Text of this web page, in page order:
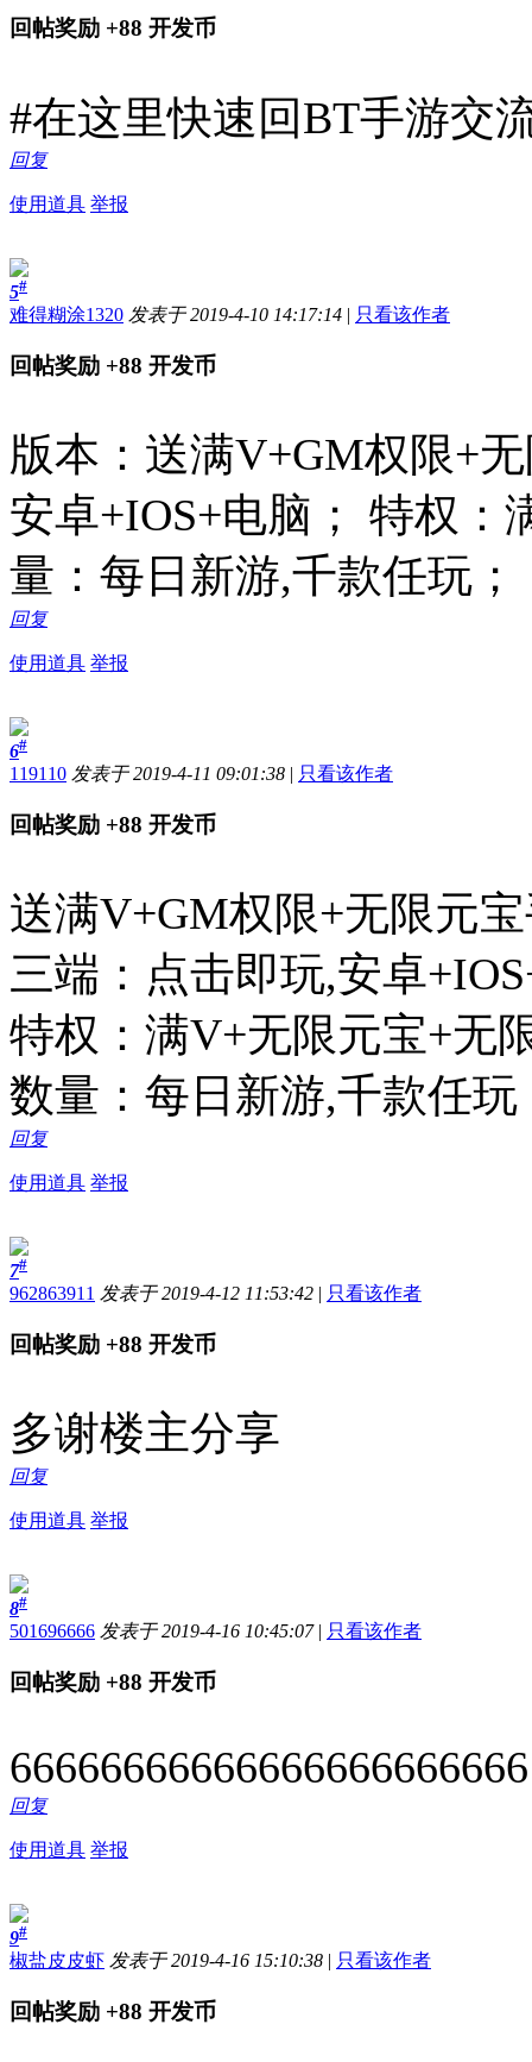
回帖奖励 +88 开发币
#在这里快速回BT手游交
回复
使用道具 举报
5#
难得糊涂1320 发表于 2019-4-10 14:17:14 | 只看该作者
回帖奖励 +88 开发币
版本：送满V+GM权限+
安卓+IOS+电脑； 特权：
量：每日新游,千款任玩；
回复
使用道具 举报
6#
119110 发表于 2019-4-11 09:01:38 | 只看该作者
回帖奖励 +88 开发币
送满V+GM权限+无限元
三端：点击即玩,安卓
特权：满V+无限元宝+无
数量：每日新游,千款任玩
回复
使用道具 举报
7#
962863911 发表于 2019-4-12 11:53:42 | 只看该作者
回帖奖励 +88 开发币
多谢楼主分享
回复
使用道具 举报
8#
501696666 发表于 2019-4-16 10:45:07 | 只看该作者
回帖奖励 +88 开发币
66666666666666666666666
回复
使用道具 举报
9#
椒盐皮皮虾 发表于 2019-4-16 15:10:38 | 只看该作者
回帖奖励 +88 开发币